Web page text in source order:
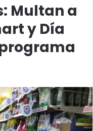
Multan a
y Día